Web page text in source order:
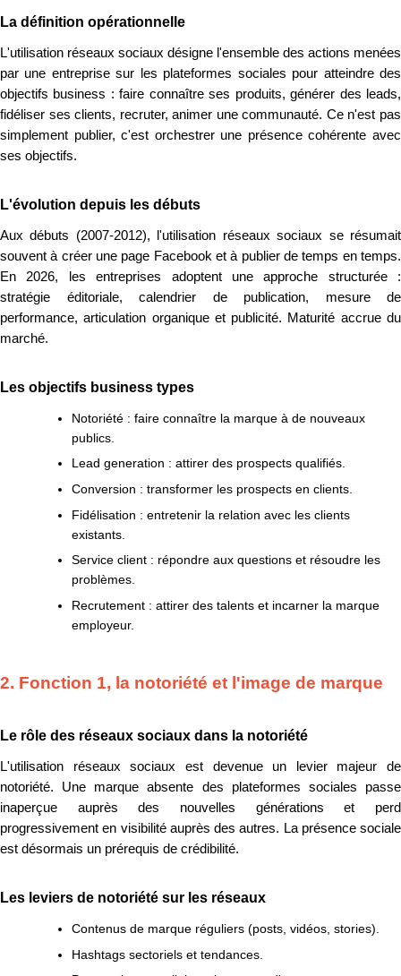
La définition opérationnelle
L'utilisation réseaux sociaux désigne l'ensemble des actions menées
par une entreprise sur les plateformes sociales pour atteindre des
objectifs business : faire connaître ses produits, générer des leads,
fidéliser ses clients, recruter, animer une communauté. Ce n'est pas
simplement publier, c'est orchestrer une présence cohérente avec
ses objectifs.
L'évolution depuis les débuts
Aux débuts (2007-2012), l'utilisation réseaux sociaux se résumait
souvent à créer une page Facebook et à publier de temps en temps.
En 2026, les entreprises adoptent une approche structurée :
stratégie éditoriale, calendrier de publication, mesure de
performance, articulation organique et publicité. Maturité accrue du
marché.
Les objectifs business types
Notoriété : faire connaître la marque à de nouveaux
publics.
Lead generation : attirer des prospects qualifiés.
Conversion : transformer les prospects en clients.
Fidélisation : entretenir la relation avec les clients
existants.
Service client : répondre aux questions et résoudre les
problèmes.
Recrutement : attirer des talents et incarner la marque
employeur.
2. Fonction 1, la notoriété et l'image de marque
Le rôle des réseaux sociaux dans la notoriété
L'utilisation réseaux sociaux est devenue un levier majeur de
notoriété. Une marque absente des plateformes sociales passe
inaperçue auprès des nouvelles générations et perd
progressivement en visibilité auprès des autres. La présence sociale
est désormais un prérequis de crédibilité.
Les leviers de notoriété sur les réseaux
Contenus de marque réguliers (posts, vidéos, stories).
Hashtags sectoriels et tendances.